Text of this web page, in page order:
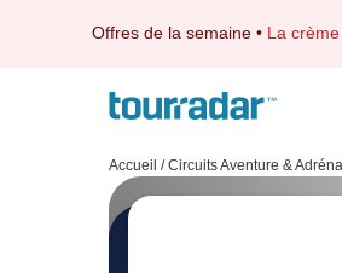
Offres de la semaine • La
Accueil / Circuits Aventure &